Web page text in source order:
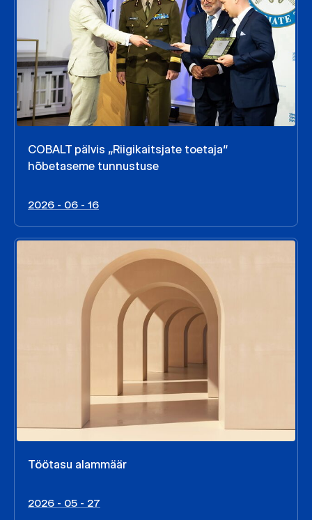
COBALT pälvis „Riigikaitsjate toetaja“
hõbetaseme tunnustuse
2026 - 06 - 16
Töötasu alammäär
2026 - 05 - 27